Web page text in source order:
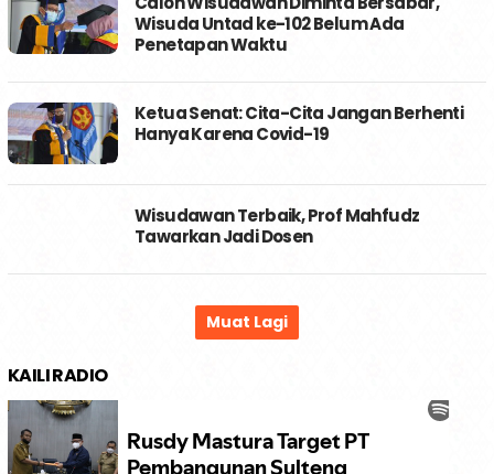
Wisuda Untad ke-102 Belum Ada
Penetapan Waktu
Ketua Senat: Cita-Cita Jangan Berhenti
Hanya Karena Covid-19
Wisudawan Terbaik, Prof Mahfudz
Tawarkan Jadi Dosen
KAILI RADIO